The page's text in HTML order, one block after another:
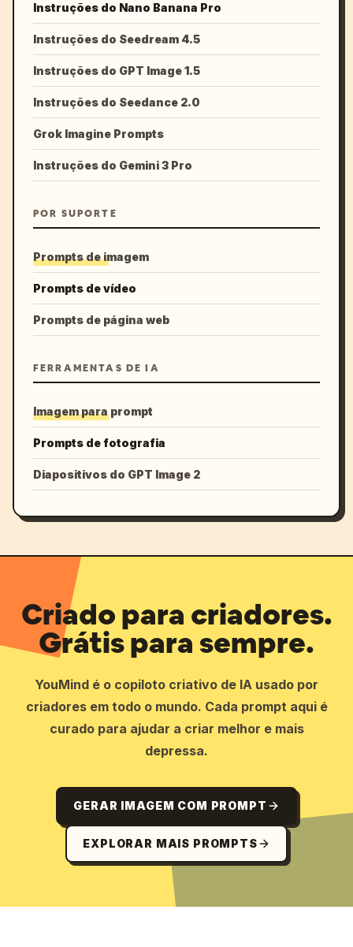
Instruções do Nano Banana Pro
Instruções do Seedream 4.5
Instruções do GPT Image 1.5
Instruções do Seedance 2.0
Grok Imagine Prompts
Instruções do Gemini 3 Pro
POR SUPORTE
Prompts de imagem
Prompts de vídeo
Prompts de página web
FERRAMENTAS DE IA
Imagem para prompt
Prompts de fotografia
Diapositivos do GPT Image 2
Criado para criadores.
Grátis para sempre.
YouMind é o copiloto criativo de IA usado por
criadores em todo o mundo. Cada prompt aqui é
curado para ajudar a criar melhor e mais
depressa.
GERAR IMAGEM COM PROMPT
EXPLORAR MAIS PROMPTS